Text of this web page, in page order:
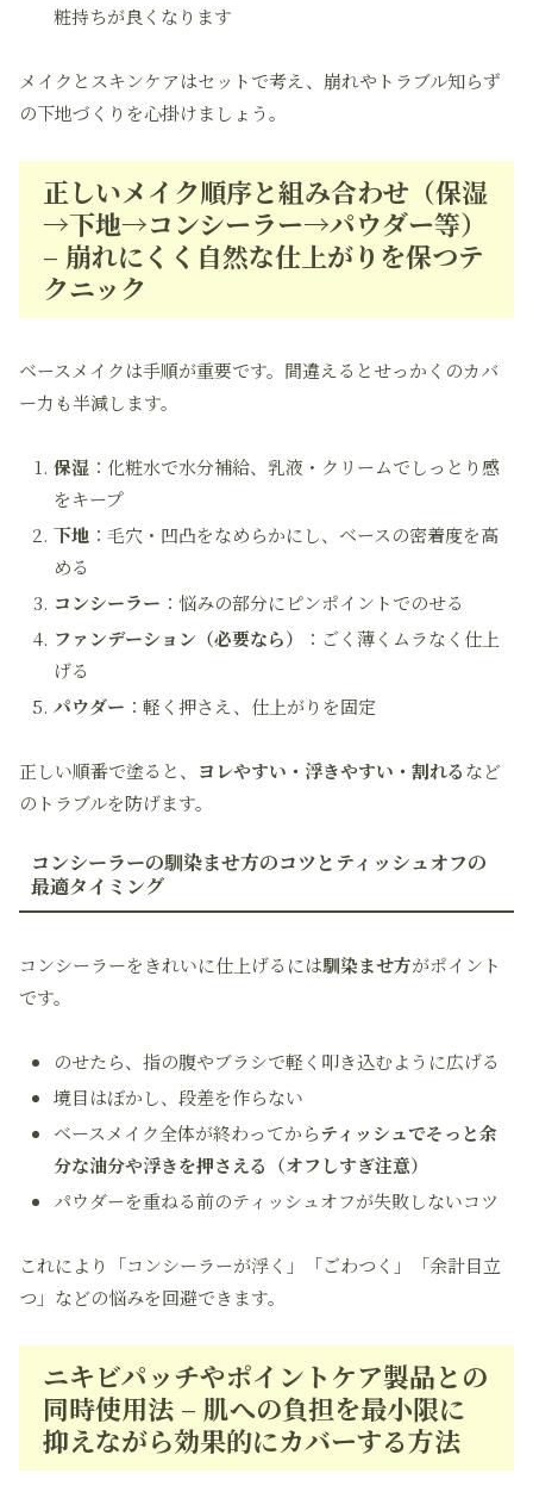
粧持ちが良くなります
メイクとスキンケアはセットで考え、崩れやトラブル知らず
の下地づくりを心掛けましょう。
正しいメイク順序と組み合わせ（保湿
→下地→コンシーラー→パウダー等）
– 崩れにくく自然な仕上がりを保つテ
クニック
ベースメイクは手順が重要です。間違えるとせっかくのカバ
ー力も半減します。
保湿 ：化粧水で水分補給、乳液・クリームでしっとり感
をキープ
下地 ：毛穴・凹凸をなめらかにし、ベースの密着度を高
める
コンシーラー ：悩みの部分にピンポイントでのせる
ファンデーション（必要なら）
：ごく薄くムラなく仕上
げる
パウダー ：軽く押さえ、仕上がりを固定
正しい順番で塗ると、 ヨレやすい・浮きやすい・割れるなど
のトラブルを防げます。
コンシーラーの馴染ませ方のコツとティッシュオフの
最適タイミング
コンシーラーをきれいに仕上げるには馴染ませ方がポイント
です。
のせたら、指の腹やブラシで軽く叩き込むように広げる
境目はぼかし、段差を作らない
ベースメイク全体が終わってからティッシュでそっと余
分な油分や浮きを押さえる（オフしすぎ注意）
パウダーを重ねる前のティッシュオフが失敗しないコツ
これにより「コンシーラーが浮く」「ごわつく」「余計目立
つ」などの悩みを回避できます。
ニキビパッチやポイントケア製品との
同時使用法 – 肌への負担を最小限に
抑えながら効果的にカバーする方法